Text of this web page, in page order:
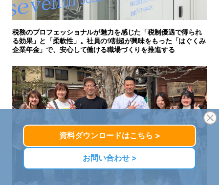
税務のプロフェッショナルが魅力を感じた「税制優遇で得られ
る効果」と「柔軟性」。社員の9割超が興味をもった「はぐくみ
企業年金」で、安心して働ける職場づくりを推進する